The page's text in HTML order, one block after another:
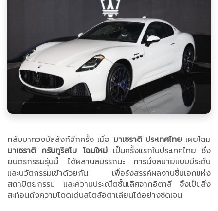
กลับมาทวงบัลลังก์อีกครั้ง เมื่อ มาเซราติ ประเทศไทยเผยโฉม
มาเซราติ กรันทูริสโม โฉมใหม่เป็นครั้งแรกในประเทศไทย ซึ่ง
ยนตรกรรมรุ่นนี้ ได้ผสานสมรรถนะ การนั่งสบายแบบมีระดับ
และนวัตกรรมเข้าด้วยกัน เพื่อรังสรรค์ผลงานชิ้นเอกแห่ง
สถาปัตยกรรม และความประณีตชั้นเลิศจากอิตาลี จึงเป็นสิ่ง
สะท้อนถึงความโดดเด่นสไตล์อิตาเลียนได้อย่างชัดเจน